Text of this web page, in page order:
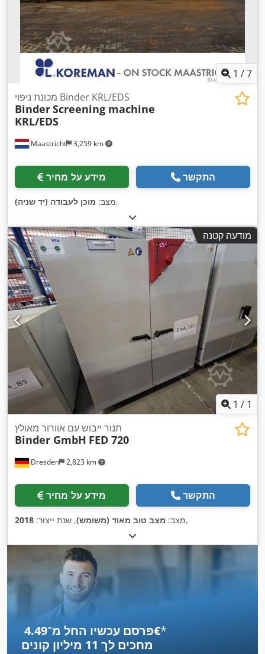
1 /7
Maastricht 3,259 km
מכונת ניפוי Binder KRL/EDS
BinderScreening machine
KRL/EDS
מידע על מחיר התקשר
מצב: מוכן לעבודה (יד שניה) ,
מודעה קטנה
1 / 1
Dresden 2,823 km
תנור ייבוש עם אוורור מאולץ
Binder GmbH FED 720
מידע על מחיר התקשר
מצב: מצב טוב מאוד (משומש), שנת ייצור: 2018 ,
פרסם עכשיו החל מ־‏4.49 ‏€*
מחכים לך 11 מיליון קונים